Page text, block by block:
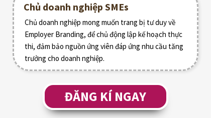
ĐĂNG KÍ NGAY
Chủ doanh nghiệp mong muốn trang bị tư duy về
Employer Branding, để chủ động lập kế hoạch thực
thi, đảm bảo nguồn ứng viên đáp ứng nhu cầu tăng
trưởng cho doanh nghiệp.
Chủ doanh nghiệp SMEs